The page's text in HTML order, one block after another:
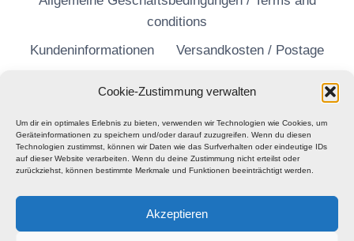
Cookie-Zustimmung verwalten
Um dir ein optimales Erlebnis zu bieten, verwenden wir Technologien wie Cookies, um
Geräteinformationen zu speichern und/oder darauf zuzugreifen. Wenn du diesen
Technologien zustimmst, können wir Daten wie das Surfverhalten oder eindeutige IDs
auf dieser Website verarbeiten. Wenn du deine Zustimmung nicht erteilst oder
zurückziehst, können bestimmte Merkmale und Funktionen beeinträchtigt werden.
Akzeptieren
conditions
Kundeninformationen
Versandkosten / Postage